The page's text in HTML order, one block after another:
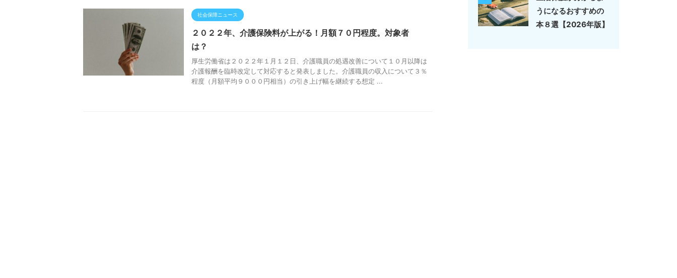
社会保障ニュース
２０２２年、介護保険料が上がる！月額７０円程度。対象者
は？
厚生労働省は２０２２年１月１２日、介護職員の処遇改善について１０月以降は
介護報酬を臨時改定して対応すると発表しました。介護職員の収入について３％
程度（月額平均９０００円相当）の引き上げ幅を継続する想定 ...
うになるおすすめの
本８選【2026年版】